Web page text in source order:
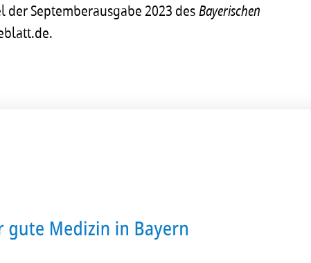
der Septemberausgabe 2023 desBayerischen